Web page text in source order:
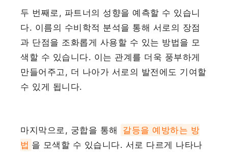
두 번째로, 파트너의 성향을 예측할 수 있습니
다. 이름의 수비학적 분석을 통해 서로의 장점
과 단점을 조화롭게 사용할 수 있는 방법을 모
색할 수 있습니다. 이는 관계를 더욱 풍부하게
만들어주고, 더 나아가 서로의 발전에도 기여할
수 있게 됩니다.
마지막으로, 궁합을 통해
갈등을 예방하는 방
법 을 모색할 수 있습니다. 서로 다르게 나타나